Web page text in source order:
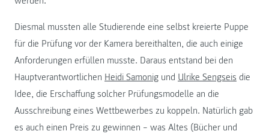
Diesmal mussten alle Studierende eine selbst kreierte Puppe
für die Prüfung vor der Kamera bereithalten, die auch einige
Anforderungen erfüllen musste. Daraus entstand bei den
Hauptverantwortlichen Heidi Samonig und Ulrike Sengseis die
Idee, die Erschaffung solcher Prüfungsmodelle an die
Ausschreibung eines Wettbewerbes zu koppeln. Natürlich gab
es auch einen Preis zu gewinnen – was Altes (Bücher und